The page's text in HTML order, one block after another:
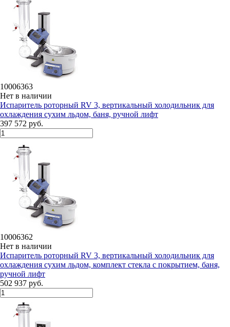
10006363
Нет в наличии
Испаритель роторный RV 3, вертикальный холодильник для
охлаждения сухим льдом, баня, ручной лифт
397 572 руб.
10006362
Нет в наличии
Испаритель роторный RV 3, вертикальный холодильник для
охлаждения сухим льдом, комплект стекла с покрытием, баня,
ручной лифт
502 937 руб.